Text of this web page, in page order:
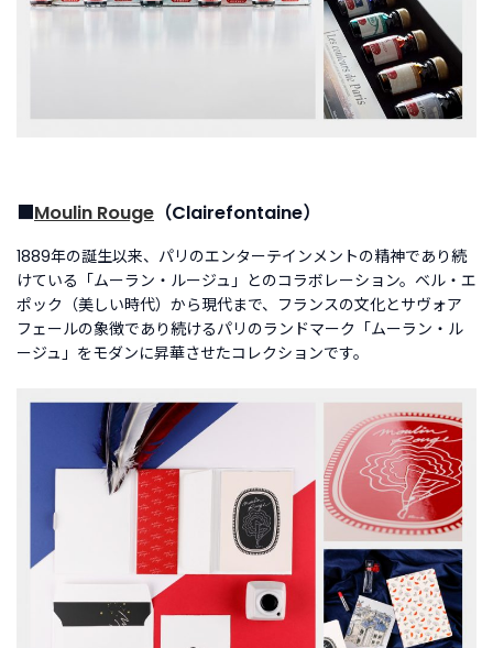
■Moulin Rouge （Clairefontaine）
1889年の誕生以来、パリのエンターテインメントの精神であり続
けている「ムーラン・ルージュ」とのコラボレーション。ベル・エ
ポック（美しい時代）から現代まで、フランスの文化とサヴォア
フェールの象徴であり続けるパリのランドマーク「ムーラン・ル
ージュ」をモダンに昇華させたコレクションです。